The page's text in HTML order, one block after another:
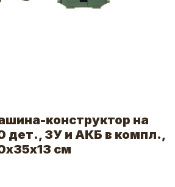
конструктор на
дет., ЗУ и АКБ в компл.,
см